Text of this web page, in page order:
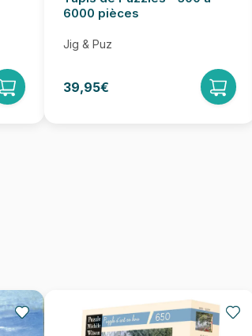
6000 pièces
Jig & Puz
39,95€